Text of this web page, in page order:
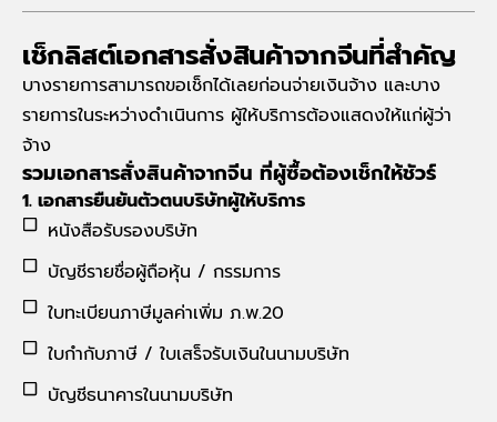
เช็กลิสต์เอกสารสั่งสินค้าจากจีนที่สำคัญ
บางรายการสามารถขอเช็กได้เลยก่อนจ่ายเงินจ้าง และบาง
รายการในระหว่างดำเนินการ ผู้ให้บริการต้องแสดงให้แก่ผู้ว่า
จ้าง
รวมเอกสารสั่งสินค้าจากจีน ที่ผู้ซื้อต้องเช็กให้ชัวร์
1. เอกสารยืนยันตัวตนบริษัทผู้ให้บริการ
หนังสือรับรองบริษัท
บัญชีรายชื่อผู้ถือหุ้น / กรรมการ
ใบทะเบียนภาษีมูลค่าเพิ่ม ภ.พ.20
ใบกำกับภาษี / ใบเสร็จรับเงินในนามบริษัท
บัญชีธนาคารในนามบริษัท